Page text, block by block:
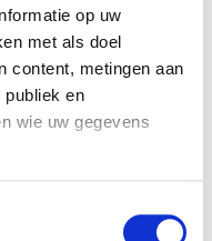
op uw
met als doel
content, metingen aan
en
wie uw gegevens
uw geografische